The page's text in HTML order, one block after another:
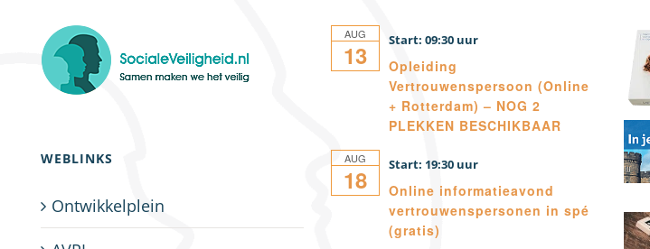
WEBLINKS
Ontwikkelplein
AUG
13 09:30
Opleiding
Vertrouwenspersoon (Online
+ Rotterdam) – NOG 2
PLEKKEN BESCHIKBAAR
AUG
18 19:30
Online informatieavond
vertrouwenspersonen in spé
(gratis)